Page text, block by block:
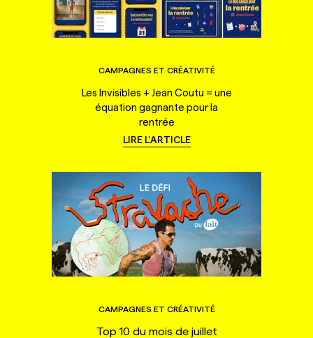
CAMPAGNES ET CRÉATIVITÉ
Les Invisibles + Jean Coutu = une
équation gagnante pour la
rentrée
LIRE L'ARTICLE
CAMPAGNES ET CRÉATIVITÉ
Top 10 du mois de juillet